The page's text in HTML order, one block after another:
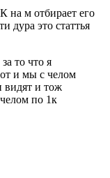
на м отбирает его
дура это статтья
то что я
и мы с челом
видят и тож
по 1к